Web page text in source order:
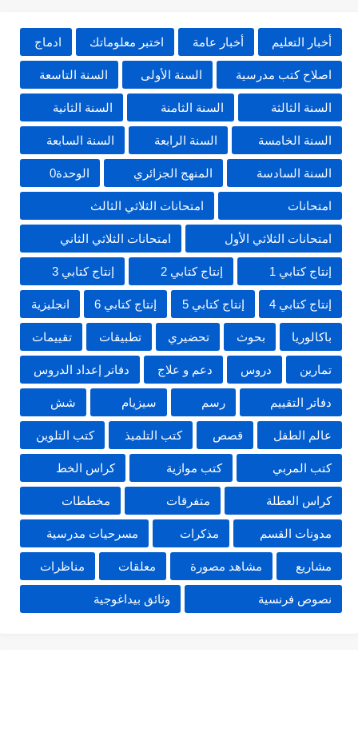
أخبار التعليم أخبار عامة اختبر معلوماتك ادماج
اصلاح كتب مدرسية السنة الأولى السنة التاسعة
السنة الثالثة السنة الثامنة السنة الثانية
السنة الخامسة السنة الرابعة السنة السابعة
السنة السادسة المنهج الجزائري الوحدة0
امتحانات امتحانات الثلاثي الثالث
امتحانات الثلاثي الأول امتحانات الثلاثي الثاني
إنتاج كتابي 1 إنتاج كتابي 2 إنتاج كتابي 3
إنتاج كتابي 4 إنتاج كتابي 5 إنتاج كتابي 6 انجليزية
باكالوريا بحوث تحضيري تطبيقات تقييمات
تمارين دروس دعم و علاج دفاتر إعداد الدروس
دفاتر التقييم رسم سيزيام شش
عالم الطفل قصص كتب التلميذ كتب التلوين
كتب المربي كتب موازية كراس الخط
كراس العطلة متفرقات مخططات
مدونات القسم مذكرات مسرحيات مدرسية
مشاريع مشاهد مصورة معلقات مناظرات
نصوص فرنسية وثائق بيداغوجية